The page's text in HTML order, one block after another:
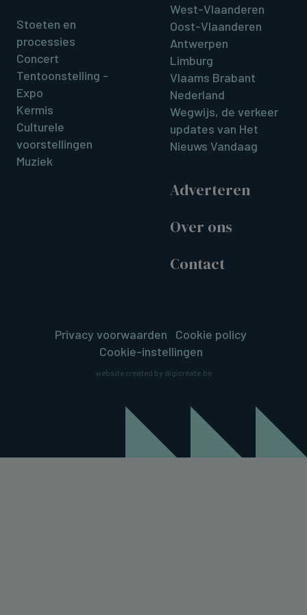
Stoeten en
processies
Concert
Tentoonstelling -
Expo
Kermis
Culturele
voorstellingen
Muziek
West-Vlaanderen
Oost-Vlaanderen
Antwerpen
Limburg
Vlaams Brabant
Nederland
Wegwijs, de verkeer
updates van Het
Nieuws Vandaag
Adverteren
Over ons
Contact
Privacy voorwaarden
Cookie policy
Cookie-instellingen
website created by digicreate.be